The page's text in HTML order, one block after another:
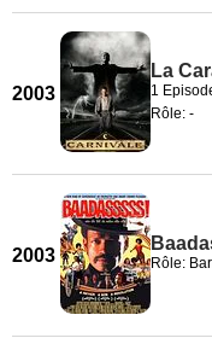
2003
La
1
Rôle: -
2003 Rôle: